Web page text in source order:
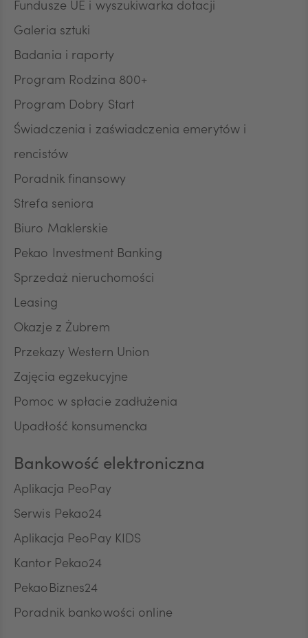
JPY
DKK
SEK
TRY
ZAR
Fundusze UE i wyszukiwarka dotacji
Galeria sztuki
Badania i raporty
Program Rodzina 800+
Program Dobry Start
Świadczenia i zaświadczenia emerytów i
rencistów
Poradnik finansowy
Strefa seniora
Biuro Maklerskie
Pekao Investment Banking
Sprzedaż nieruchomości
Leasing
Okazje z Żubrem
Przekazy Western Union
Zajęcia egzekucyjne
Pomoc w spłacie zadłużenia
Upadłość konsumencka
Bankowość elektroniczna
Aplikacja PeoPay
Serwis Pekao24
Aplikacja PeoPay KIDS
Kantor Pekao24
PekaoBiznes24
Poradnik bankowości online